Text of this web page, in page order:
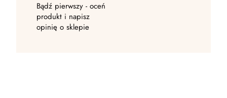
Bądź pierwszy - oceń
produkt i napisz
opinię o sklepie